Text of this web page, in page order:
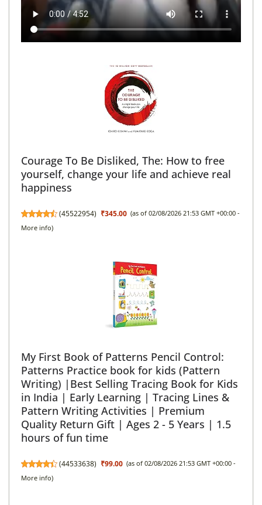
Courage To Be Disliked, The: How to free
yourself, change your life and achieve real
happiness
(45522954) ₹345.00 (as of 02/08/2026 21:53 GMT +00:00 -
More info)
My First Book of Patterns Pencil Control:
Patterns Practice book for kids (Pattern
Writing) |Best Selling Tracing Book for Kids
in India | Early Learning | Tracing Lines &
Pattern Writing Activities | Premium
Quality Return Gift | Ages 2 - 5 Years | 1.5
hours of fun time
(44533638) ₹99.00 (as of 02/08/2026 21:53 GMT +00:00 -
More info)